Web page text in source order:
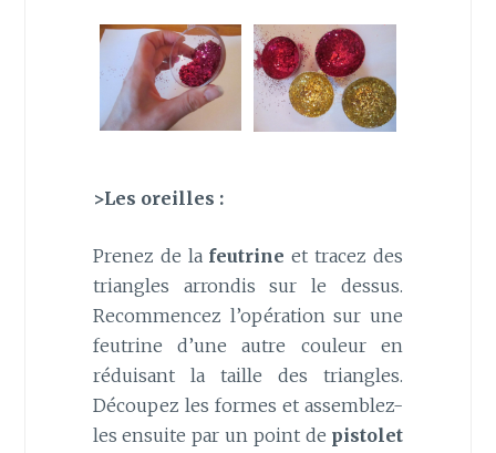
>Les oreilles :
Prenez de la feutrine et tracez des
triangles arrondis sur le dessus.
Recommencez l’opération sur une
feutrine d’une autre couleur en
réduisant la taille des triangles.
Découpez les formes et assemblez-
les ensuite par un point de pistolet